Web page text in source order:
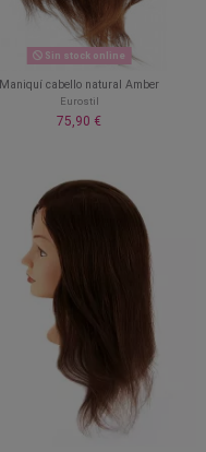
Sin stock online
Maniquí cabello natural Amber
Eurostil
75,90 €